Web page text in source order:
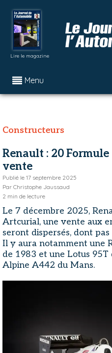
Lire le magazine
Menu
Constructeurs
Renault : 20
vente
Publié le 17 septembre 2025
Par Christophe Jaussaud
2 min de lecture
Le 7 décembre 2025,
Artcurial, une vente aux
seront dispersés, dont
Il y aura notamment une
de 1983 et une Lotus 95T
Alpine A442 du Mans.